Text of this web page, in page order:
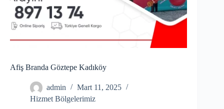
Afiş Branda Göztepe Kadıköy
admin
Mart 11, 2025
Hizmet Bölgelerimiz